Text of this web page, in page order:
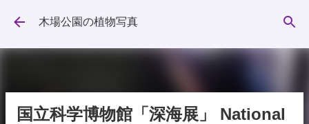
スキップしてメイン コンテンツに移動
木場公園の植物写真
国立科学博物館「深海展」 National